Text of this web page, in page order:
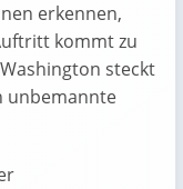
erkennen,
kommt zu
steckt
unbemannte